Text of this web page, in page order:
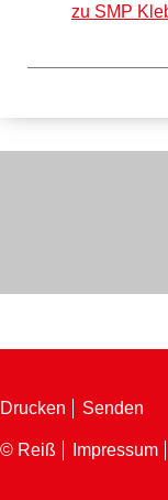
zu SMP
Drucken Senden
© Reiß Impressum